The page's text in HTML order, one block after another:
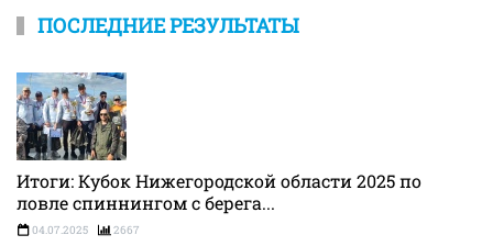
ПОСЛЕДНИЕ РЕЗУЛЬТАТЫ
Итоги: Кубок Нижегородской области 2025 по
ловле спиннингом с берега...
04.07.2025 2667